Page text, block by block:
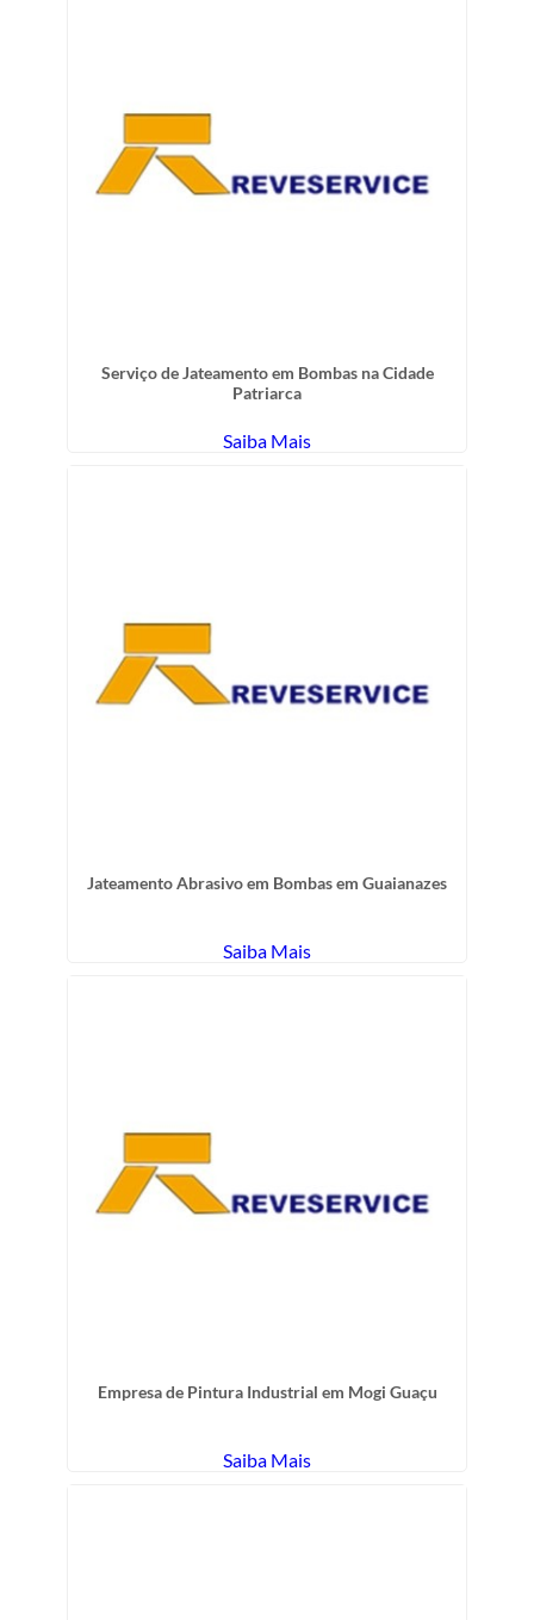
Serviço de Jateamento em Bombas na Cidade
Patriarca
Saiba Mais
Jateamento Abrasivo em Bombas em Guaianazes
Saiba Mais
Empresa de Pintura Industrial em Mogi Guaçu
Saiba Mais